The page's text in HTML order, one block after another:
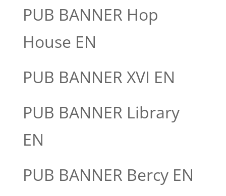
PUB BANNER Hop
House EN
PUB BANNER XVI EN
PUB BANNER Library
EN
PUB BANNER Bercy EN